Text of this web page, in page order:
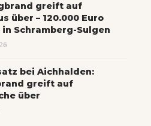
greift auf
über – 120.000 Euro
in Schramberg-Sulgen
bei Aichhalden:
greift auf
über